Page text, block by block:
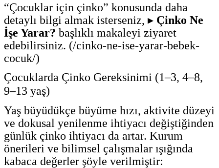
“Çocuklar için çinko” konusunda daha
detaylı bilgi almak isterseniz, ▸ Çinko Ne
İşe Yarar? başlıklı makaleyi ziyaret
edebilirsiniz. (/cinko-ne-ise-yarar-bebek-
cocuk/)
Çocuklarda Çinko Gereksinimi (1–3, 4–8,
9–13 yaş)
Yaş büyüdükçe büyüme hızı, aktivite düzeyi
ve dokusal yenilenme ihtiyacı değiştiğinden
günlük çinko ihtiyacı da artar. Kurum
önerileri ve bilimsel çalışmalar ışığında
kabaca değerler şöyle verilmiştir: